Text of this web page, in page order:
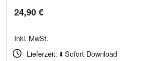
24,90€
Inkl. MwSt.
Lieferzeit: ⬇️ Sofort-Download